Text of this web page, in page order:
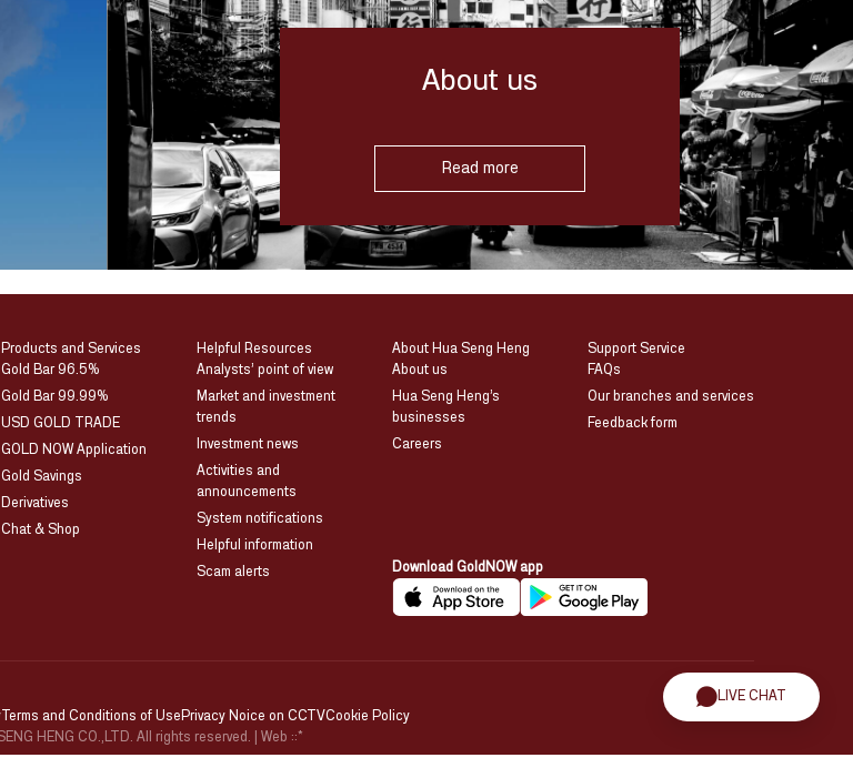
About us
Read more
Products and Services
Gold Bar 96.5%
Gold Bar 99.99%
USD GOLD TRADE
GOLD NOW Application
Gold Savings
Derivatives
Chat & Shop
Helpful Resources
Analysts’ point of view
Market and investment
trends
Investment news
Activities and
announcements
System notifications
Helpful information
Scam alerts
About Hua Seng Heng
About us
Hua Seng Heng’s
businesses
Careers
Support Service
FAQs
Our branches and services
Feedback form
Download GoldNOW app
Terms and Conditions of Use Privacy Noice on CCTVCookie Policy
HENG CO.,LTD. All rights reserved. | Web ::*
LIVE CHAT